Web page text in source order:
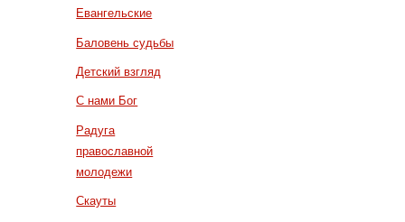
Евангельские
Баловень судьбы
Детский взгляд
С нами Бог
Радуга
православной
молодежи
Скауты